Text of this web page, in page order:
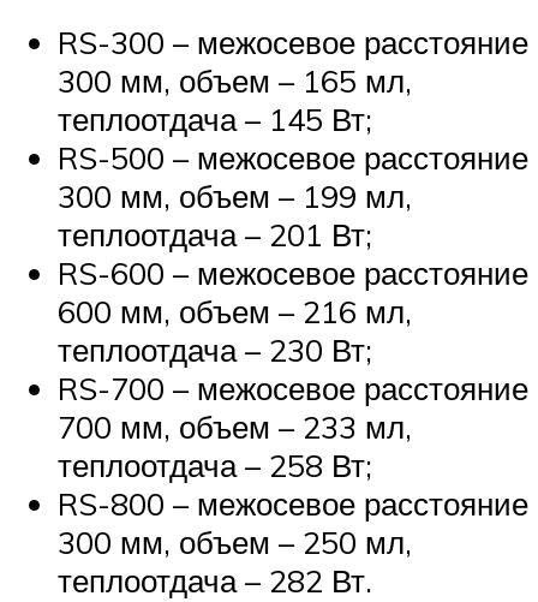
RS-300 – межосевое расстояние
300 мм, объем – 165 мл,
теплоотдача – 145 Вт;
RS-500 – межосевое расстояние
300 мм, объем – 199 мл,
теплоотдача – 201 Вт;
RS-600 – межосевое расстояние
600 мм, объем – 216 мл,
теплоотдача – 230 Вт;
RS-700 – межосевое расстояние
700 мм, объем – 233 мл,
теплоотдача – 258 Вт;
RS-800 – межосевое расстояние
300 мм, объем – 250 мл,
теплоотдача – 282 Вт.